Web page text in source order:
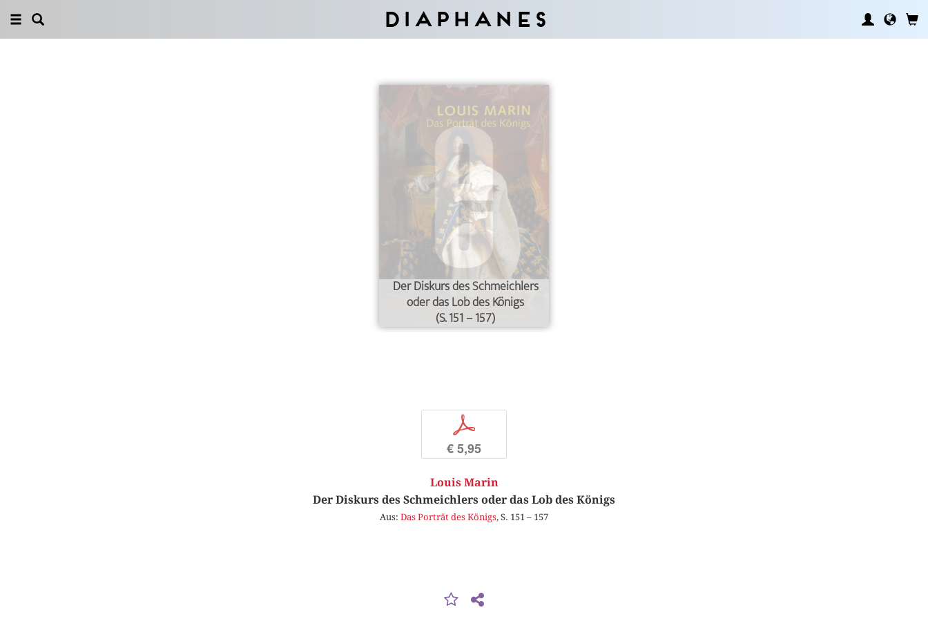
Diaphanes
Der Diskurs des Schmeichlers
oder das Lob des Königs
(S. 151 – 157)
p
€ 5,95
Louis Marin
Der Diskurs des Schmeichlers oder das Lob des Königs
Aus: Das Porträt des Königs, S. 151 – 157